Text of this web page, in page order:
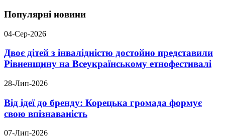
Популярні новини
04-Сер-2026
Двоє дітей з інвалідністю достойно представили
Рівненщину на Всеукраїнському етнофестивалі
28-Лип-2026
Від ідеї до бренду: Корецька громада формує
свою впізнаваність
07-Лип-2026